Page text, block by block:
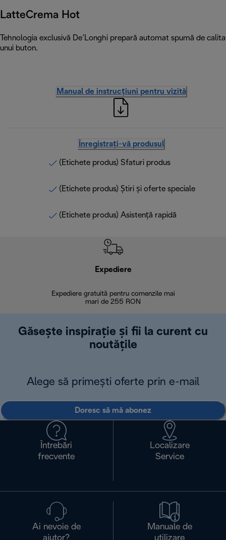
LatteCrema Hot
Tehnologia exclusivă De’Longhi prepară automat spumă de
unui buton.
Manual de instrucțiuni pentru vizită
Înregistrați-vă produsul
(Etichete produs) Sfaturi produs
(Etichete produs) Știri și oferte speciale
(Etichete produs) Asistență rapidă
Expediere
Expediere gratuită pentru comenzile mai
mari de 255 RON
Găsește inspirație și fii la curent cu
noutățile
Alege să primești oferte prin e-mail
Doresc să mă abonez
Întrebări
frecvente
Localizare
Service
Ai nevoie de
ajutor?
Manuale de
utilizare